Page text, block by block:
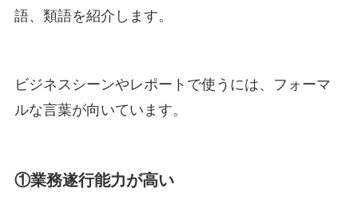
語、類語を紹介します。
ビジネスシーンやレポートで使うには、フォーマ
ルな言葉が向いています。
①業務遂行能力が高い